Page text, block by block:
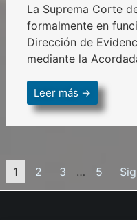
La Suprema Corte
formalmente en
Dirección de
mediante la
Leer más →
1 2 3 … 5